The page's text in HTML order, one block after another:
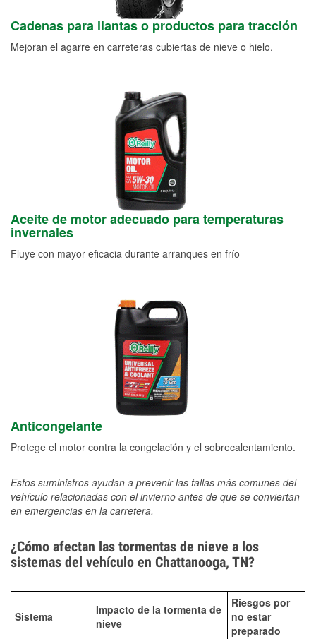
Cadenas para llantas o productos para tracción
Mejoran el agarre en carreteras cubiertas de nieve o hielo.
Aceite de motor adecuado para temperaturas
invernales
Fluye con mayor eficacia durante arranques en frío
Anticongelante
Protege el motor contra la congelación y el sobrecalentamiento.
Estos suministros ayudan a prevenir las fallas más comunes del
vehículo relacionadas con el invierno antes de que se conviertan
en emergencias en la carretera.
¿Cómo afectan las tormentas de nieve a los
sistemas del vehículo en Chattanooga, TN?
Sistema
Impacto de la tormenta de
nieve
Riesgos por
no estar
preparado